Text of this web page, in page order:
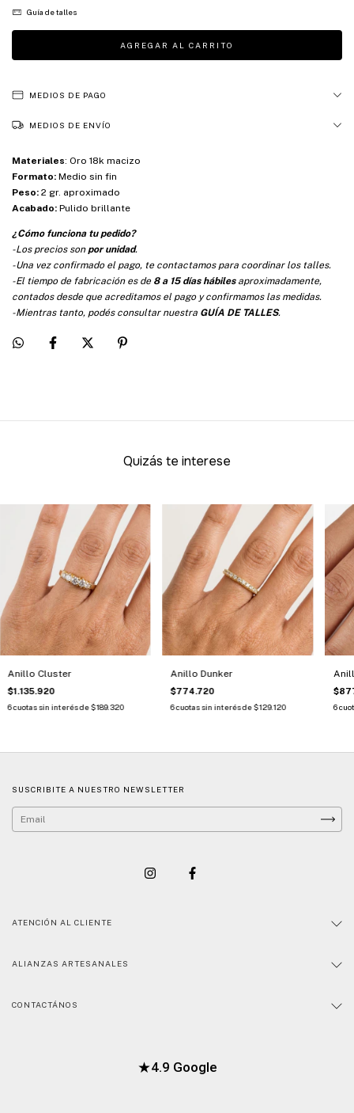
Guía de talles
MEDIOS DE PAGO
MEDIOS DE ENVÍO
Materiales: Oro 18k macizo
Formato: Medio sin fin
Peso: 2 gr. aproximado
Acabado: Pulido brillante
¿Cómo funciona tu pedido?
-Los precios sonpor unidad.
-Una vez confirmado el pago, te contactamos para coordinar los talles.
-El tiempo de fabricación es de 8 a 15 días hábilesaproximadamente,
contados desde que acreditamos el pago y confirmamos las medidas.
-Mientras tanto, podés consultar nuestra GUÍA DE TALLES.
Quizás te interese
Anillo Cluster
$1.135.920
6cuotas sin interés de$189.320
Anillo Dunker
$774.720
6cuotas sin interés de$129.120
6
SUSCRIBITE A NUESTRO NEWSLETTER
ATENCIÓN AL CLIENTE
ALIANZAS ARTESANALES
CONTACTÁNOS
★4.9 Google